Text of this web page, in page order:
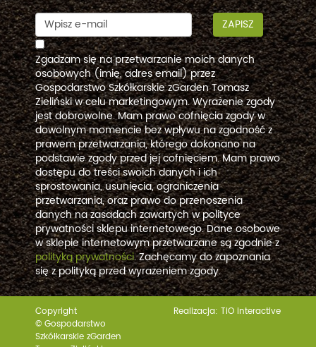
ZAPISZ
Zgadzam się na przetwarzanie moich danych
osobowych (imię, adres email) przez
Gospodarstwo Szkółkarskie zGarden Tomasz
Zieliński w celu marketingowym. Wyrażenie zgody
jest dobrowolne. Mam prawo cofnięcia zgody w
dowolnym momencie bez wpływu na zgodność z
prawem przetwarzania, którego dokonano na
podstawie zgody przed jej cofnięciem. Mam prawo
dostępu do treści swoich danych i ich
sprostowania, usunięcia, ograniczenia
przetwarzania, oraz prawo do przenoszenia
danych na zasadach zawartych w polityce
prywatności sklepu internetowego. Dane osobowe
w sklepie internetowym przetwarzane są zgodnie z
polityką prywatności. Zachęcamy do zapoznania
się z polityką przed wyrażeniem zgody.
Copyright
© Gospodarstwo
Szkółkarskie zGarden
Realizacja: TiO interactive